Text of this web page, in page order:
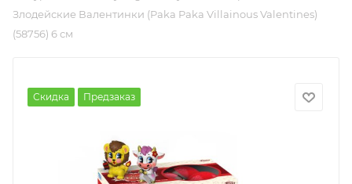
Злодейские Валентинки (Paka Paka Villainous Valentines)
(58756) 6 см
Скидка Предзаказ